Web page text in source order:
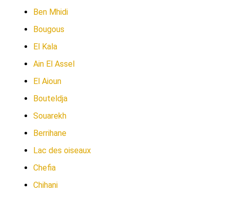
Ben Mhidi
Bougous
El Kala
Ain El Assel
El Aioun
Bouteldja
Souarekh
Berrihane
Lac des oiseaux
Chefia
Chihani